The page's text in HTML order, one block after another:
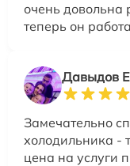
очень довольна
теперь он
Давыдов
Замечательно
холодильника -
цена на услуги